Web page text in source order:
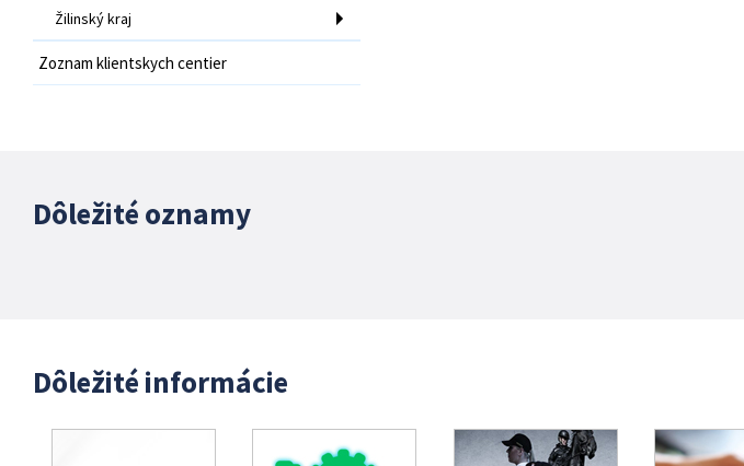
Žilinský kraj
Zoznam klientskych centier
Dôležité oznamy
Dôležité informácie